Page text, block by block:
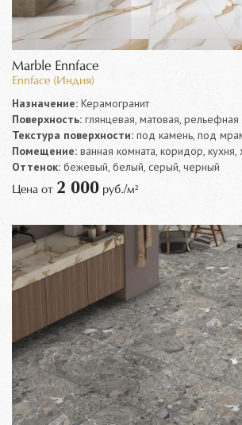
Marble Ennface
Ennface (Индия)
Назначение: Керамогранит
Поверхность: глянцевая, матовая, рельефная
Текстура поверхности: под камень, под
Помещение: ванная комната, коридор, кухня,
Оттенок: бежевый, белый, серый, черный
Цена от 2 000 руб./м²